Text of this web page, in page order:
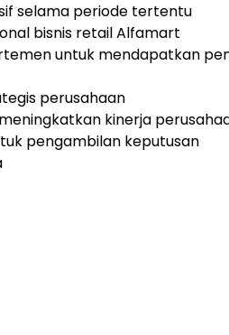
selama periode tertentu
bisnis retail Alfamart
untuk mendapatkan
perusahaan
kinerja
pengambilan keputusan